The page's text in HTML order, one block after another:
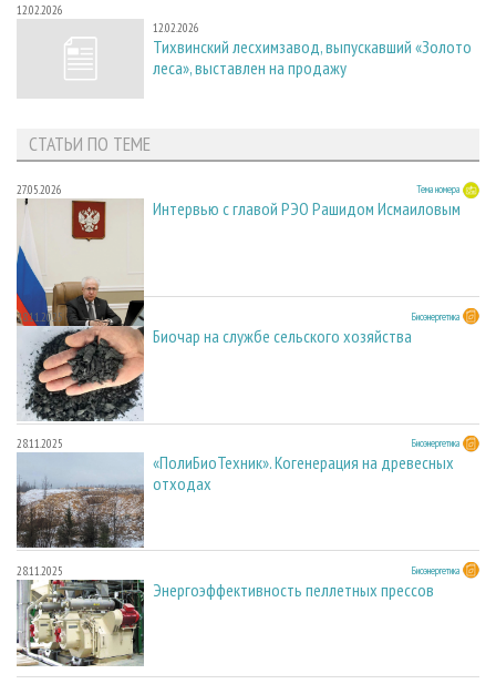
12.02.2026
12.02.2026
Тихвинский лесхимзавод, выпускавший «Золото
леса», выставлен на продажу
СТАТЬИ ПО ТЕМЕ
27.05.2026 Тема номера
Интервью с главой РЭО Рашидом Исмаиловым
28.11.2025 Биоэнергетика
Биочар на службе сельского хозяйства
28.11.2025 Биоэнергетика
«ПолиБиоТехник». Когенерация на древесных
отходах
28.11.2025 Биоэнергетика
Энергоэффективность пеллетных прессов